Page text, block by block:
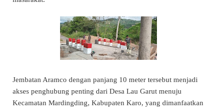
Jembatan Aramco dengan panjang 10 meter tersebut menjadi
akses penghubung penting dari Desa Lau Garut menuju
Kecamatan Mardingding, Kabupaten Karo, yang dimanfaatkan